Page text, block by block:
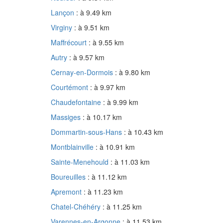
Lançon : à 9.49 km
Virginy : à 9.51 km
Maffrécourt : à 9.55 km
Autry : à 9.57 km
Cernay-en-Dormois : à 9.80 km
Courtémont : à 9.97 km
Chaudefontaine : à 9.99 km
Massiges : à 10.17 km
Dommartin-sous-Hans : à 10.43 km
Montblainville : à 10.91 km
Sainte-Menehould : à 11.03 km
Boureuilles : à 11.12 km
Apremont : à 11.23 km
Chatel-Chéhéry : à 11.25 km